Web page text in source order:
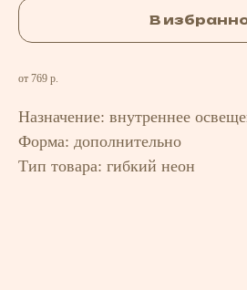
В
от 769 р.
Назначение: внутреннее
Форма: дополнительно
Тип товара: гибкий неон